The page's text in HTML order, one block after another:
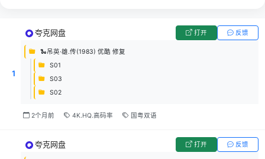
1
夸克网盘 打开 反馈
🐍吊英·雄.传(1983) 优酷 修复
S01
S03
S02
2个月前 4K.HQ.高码率 国粤双语
夸克网盘 打开 反馈